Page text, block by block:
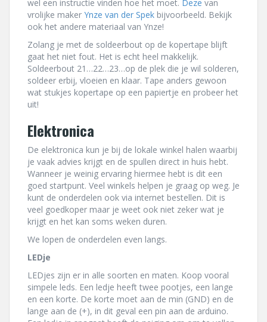
wel een instructie vinden hoe het moet. Deze van
vrolijke maker Ynze van der Spek bijvoorbeeld. Bekijk
ook het andere materiaal van Ynze!
Zolang je met de soldeerbout op de kopertape blijft
gaat het niet fout. Het is echt heel makkelijk.
Soldeerbout 21…22…23…op de plek die je wil solderen,
soldeer erbij, vloeien en klaar. Tape anders gewoon
wat stukjes kopertape op een papiertje en probeer het
uit!
Elektronica
De elektronica kun je bij de lokale winkel halen waarbij
je vaak advies krijgt en de spullen direct in huis hebt.
Wanneer je weinig ervaring hiermee hebt is dit een
goed startpunt. Veel winkels helpen je graag op weg. Je
kunt de onderdelen ook via internet bestellen. Dit is
veel goedkoper maar je weet ook niet zeker wat je
krijgt en het kan soms weken duren.
We lopen de onderdelen even langs.
LEDje
LEDjes zijn er in alle soorten en maten. Koop vooral
simpele leds. Een ledje heeft twee pootjes, een lange
en een korte. De korte moet aan de min (GND) en de
lange aan de (+), in dit geval een pin aan de arduino.